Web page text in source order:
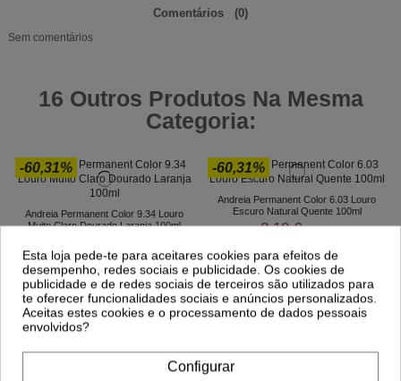
Comentários (0)
Sem comentários
16 Outros Produtos Na Mesma
Categoria:
-60,31%
Andreia Permanent Color 9.34 Louro
Muito Claro Dourado Laranja 100ml
-60,31%
Andreia Permanent Color 6.03 Louro
Escuro Natural Quente 100ml
3,10 €
Esta loja pede-te para aceitares cookies para efeitos de
desempenho, redes sociais e publicidade. Os cookies de
publicidade e de redes sociais de terceiros são utilizados para
te oferecer funcionalidades sociais e anúncios personalizados.
Aceitas estes cookies e o processamento de dados pessoais
envolvidos?
Configurar